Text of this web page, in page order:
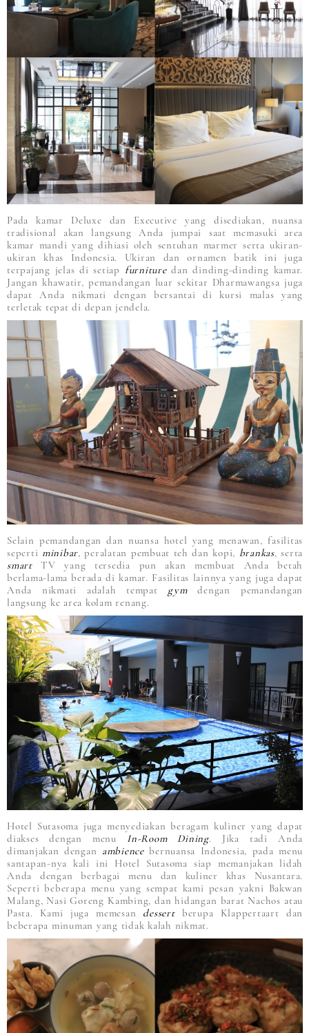
Pada kamar Deluxe dan Executive yang disediakan, nuansa
tradisional akan langsung Anda jumpai saat memasuki area
kamar mandi yang dihiasi oleh sentuhan marmer serta ukiran-
ukiran khas Indonesia. Ukiran dan ornamen batik ini juga
terpajang jelas di setiap furnituredan dinding-dinding kamar.
Jangan khawatir, pemandangan luar sekitar Dharmawangsa juga
dapat Anda nikmati dengan bersantai di kursi malas yang
terletak tepat di depan jendela.
Selain pemandangan dan nuansa hotel yang menawan, fasilitas
seperti minibar, peralatan pembuat teh dan kopi, brankas, serta
smartTV yang tersedia pun akan membuat Anda betah
berlama-lama berada di kamar. Fasilitas lainnya yang juga dapat
Anda nikmati adalah tempat gymdengan pemandangan
langsung ke area kolam renang.
Hotel Sutasoma juga menyediakan beragam kuliner yang dapat
diakses dengan menu In-Room Dining. Jika tadi Anda
dimanjakan dengan ambience bernuansa Indonesia, pada menu
santapan-nya kali ini Hotel Sutasoma siap memanjakan lidah
Anda dengan berbagai menu dan kuliner khas Nusantara.
Seperti beberapa menu yang sempat kami pesan yakni Bakwan
Malang, Nasi Goreng Kambing, dan hidangan barat Nachos atau
Pasta. Kami juga memesan dessert berupa Klappertaart dan
beberapa minuman yang tidak kalah nikmat.